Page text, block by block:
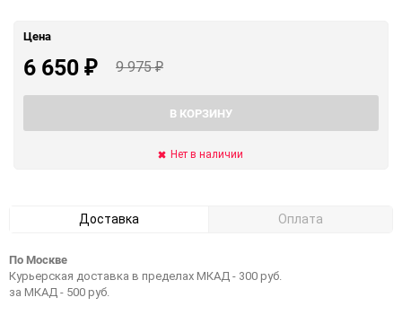
Цена
6 650 ₽ 9 975₽
В КОРЗИНУ
Нет в наличии
Доставка Оплата
По Москве
Курьерская доставка в пределах МКАД - 300 руб.
за МКАД - 500 руб.